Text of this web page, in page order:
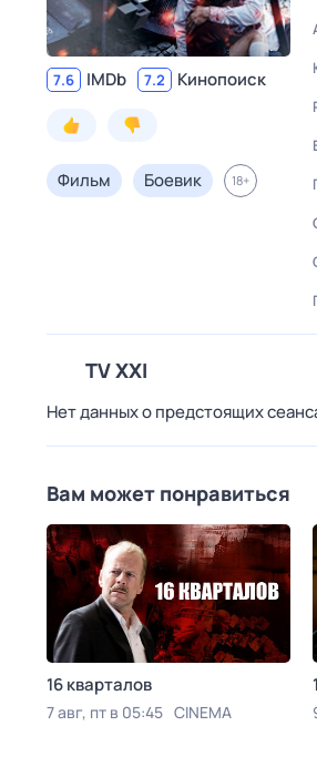
7.6 IMDb 7.2 Кинопоиск
Фильм Боевик 18+
TV XXI
Нет данных о предстоящих
Вам может понравиться
16 кварталов
7 авг, пт в 05:45 CINEMA